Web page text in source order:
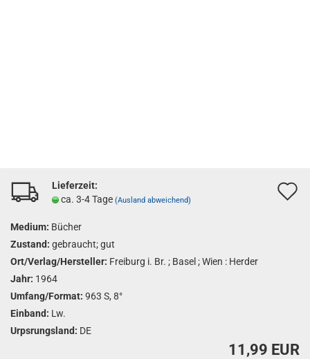
Lieferzeit:
ca. 3-4 Tage (Ausland abweichend)
Medium: Bücher
Zustand: gebraucht; gut
Ort/Verlag/Hersteller: Freiburg i. Br. ; Basel ; Wien : Herder
Jahr: 1964
Umfang/Format: 963 S, 8°
Einband: Lw.
Urpsrungsland: DE
11,99 EUR